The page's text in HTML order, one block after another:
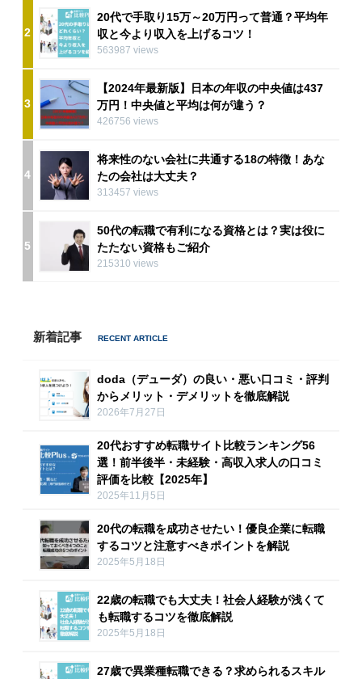
2
20代で手取り15万～20万円って普通？平均年
収と今より収入を上げるコツ！
563987 views
3
【2024年最新版】日本の年収の中央値は437
万円！中央値と平均は何が違う？
426756 views
4
将来性のない会社に共通する18の特徴！あな
たの会社は大丈夫？
313457 views
5
50代の転職で有利になる資格とは？実は役に
たたない資格もご紹介
215310 views
新着記事
doda（デューダ）の良い・悪い口コミ・評判
からメリット・デメリットを徹底解説
2026年7月27日
20代おすすめ転職サイト比較ランキング56
選！前半後半・未経験・高収入求人の口コミ
評価を比較【2025年】
2025年11月5日
20代の転職を成功させたい！優良企業に転職
するコツと注意すべきポイントを解説
2025年5月18日
22歳の転職でも大丈夫！社会人経験が浅くて
も転職するコツを徹底解説
2025年5月18日
27歳で異業種転職できる？求められるスキル